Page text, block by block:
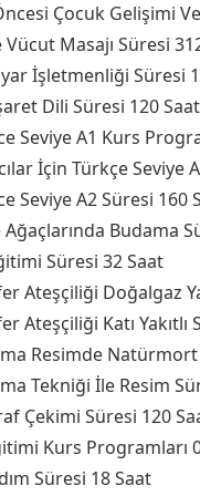
Çocuk Gelişimi
Vücut Masajı Süresi
İşletmenliği Süresi
Dili Süresi 120 Saat
Seviye A1 Kurs
İçin Türkçe Seviye
Seviye A2 Süresi 160
Ağaçlarında Budama
Süresi 32 Saat
Ateşçiliği Doğalgaz
Ateşçiliği Katı Yakıtlı
Resimde Natürmort
Tekniği İle Resim
Çekimi Süresi 120
Kurs Programları
Süresi 18 Saat